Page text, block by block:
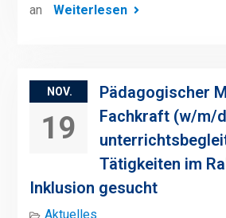
an
Weiterlesen
NOV.
19
Pädagogischer
Fachkraft (w/m/
Tätigkeiten im
Inklusion gesucht
Aktuelles